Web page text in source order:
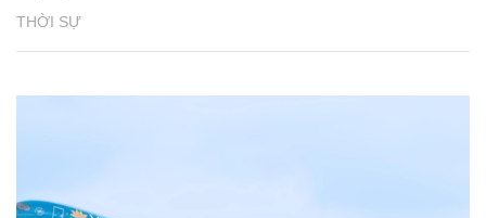
THỜI SỰ